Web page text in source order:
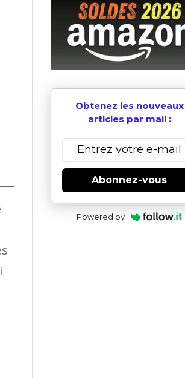
Obtenez les nouveaux
articles par mail :
Abonnez-vous
Powered by